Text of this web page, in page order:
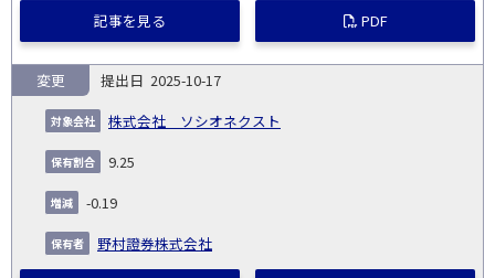
記事を見る PDF
2025-10-17
株式会社 ソシオネクスト
変更
9.25
-0.19
野村證券株式会社